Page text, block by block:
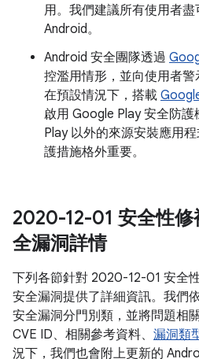
用。我們建議所有使用者
Android。
Android 安全團隊透過
控濫用情形，並向使用者警
在預設情況下，搭載
啟用 Google Play 安全防
Play 以外的來源安裝應用
護措施格外重要。
2020-12-01 安全性
全漏洞詳情
下列各節針對 2020-12-01 安全
安全漏洞提供了詳細資訊。我們
安全漏洞分門別類，並將問題相
CVE ID、相關參考資料、 漏洞類
況下，我們也會附上更新的